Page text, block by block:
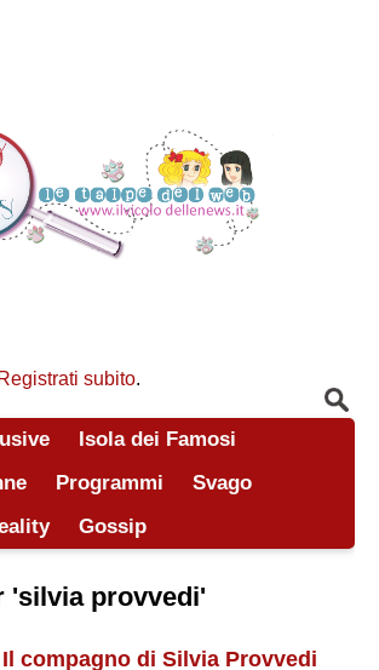
Registrati subito.
Isola dei Famosi
Programmi
Svago
Gossip
'silvia provvedi'
Il compagno di Silvia Provvedi